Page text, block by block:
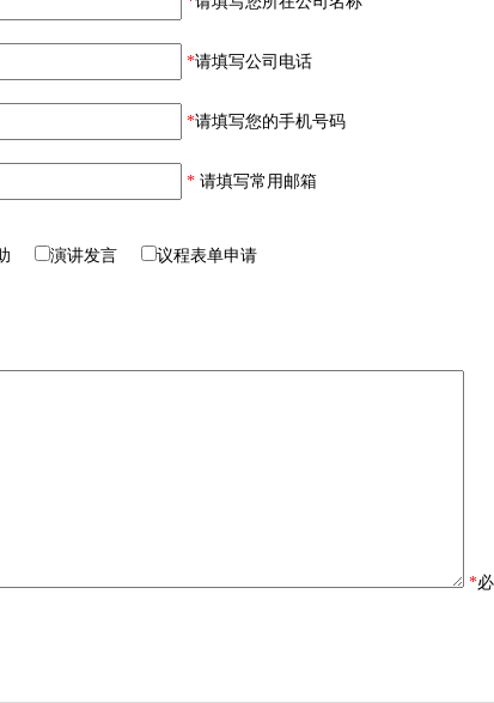
*请填写公司电话
*请填写您的手机号码
* 请填写常用邮箱
助 演讲发言 议程表单申请
*